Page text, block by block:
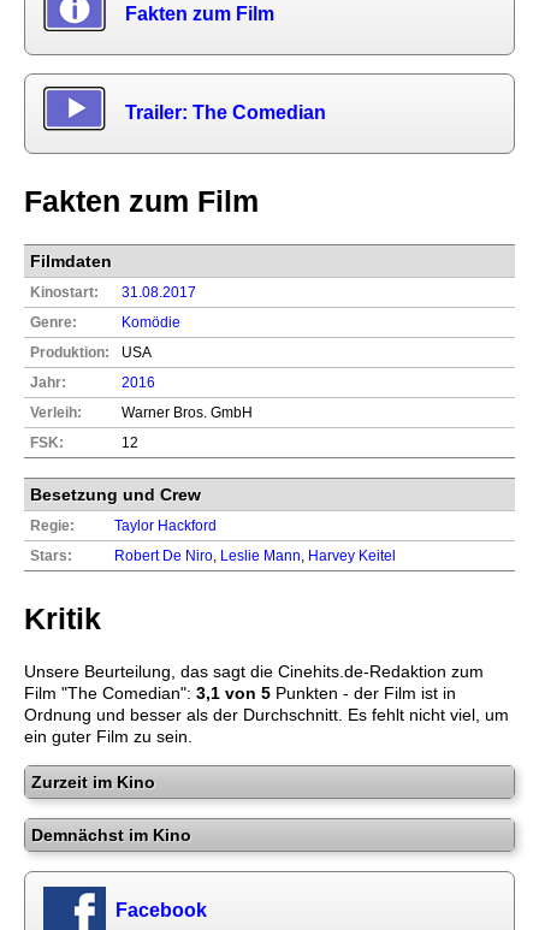
Fakten zum Film
Trailer: The Comedian
Fakten zum Film
Filmdaten
Kinostart:
31.08.2017
Genre:
Komödie
Produktion:
USA
Jahr:
2016
Verleih:
Warner Bros. GmbH
FSK:
12
Besetzung und Crew
Regie:
Taylor Hackford
Stars:
Robert De Niro Leslie Mann Harvey Keitel
Kritik
Unsere Beurteilung, das sagt die Cinehits.de-Redaktion zum
Film "The Comedian": 3,1 von 5 Punkten - der Film ist in
Ordnung und besser als der Durchschnitt. Es fehlt nicht viel, um
ein guter Film zu sein.
Zurzeit im Kino
Demnächst im Kino
Facebook